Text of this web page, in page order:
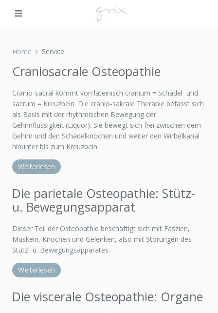
Home Service
Craniosacrale Osteopathie
Cranio-sacral kommt von lateinisch cranium = Schädel und
sacrum = Kreuzbein. Die cranio-sakrale Therapie befasst sich
als Basis mit der rhythmischen Bewegung der
Gehirnflüssigkeit (Liquor). Sie bewegt sich frei zwischen dem
Gehirn und den Schädelknochen und weiter den Wirbelkanal
hinunter bis zum Kreuzbein.
Weiterlesen
Die parietale Osteopathie: Stütz-
u. Bewegungsapparat
Dieser Teil der Osteopathie beschäftigt sich mit Faszien,
Muskeln, Knochen und Gelenken, also mit Störungen des
Stütz- u. Bewegungsapparates.
Weiterlesen
Die viscerale Osteopathie: Organe